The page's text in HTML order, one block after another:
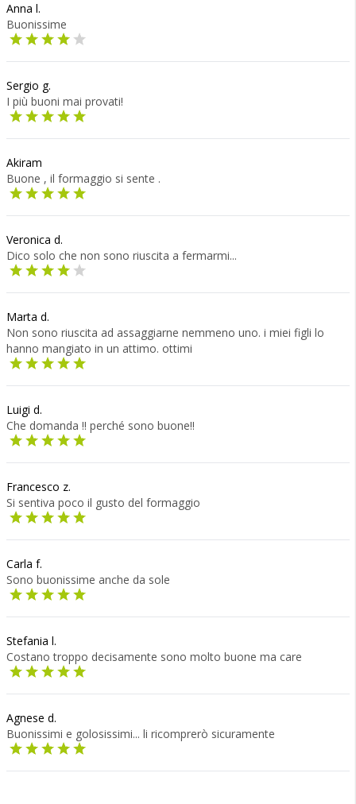
Anna l.
Buonissime
Sergio g.
I più buoni mai provati!
Akiram
Buone , il formaggio si sente .
Veronica d.
Dico solo che non sono riuscita a fermarmi...
Marta d.
Non sono riuscita ad assaggiarne nemmeno uno. i miei figli lo
hanno mangiato in un attimo. ottimi
Luigi d.
Che domanda !! perché sono buone!!
Francesco z.
Si sentiva poco il gusto del formaggio
Carla f.
Sono buonissime anche da sole
Stefania l.
Costano troppo decisamente sono molto buone ma care
Agnese d.
Buonissimi e golosissimi... li ricomprerò sicuramente